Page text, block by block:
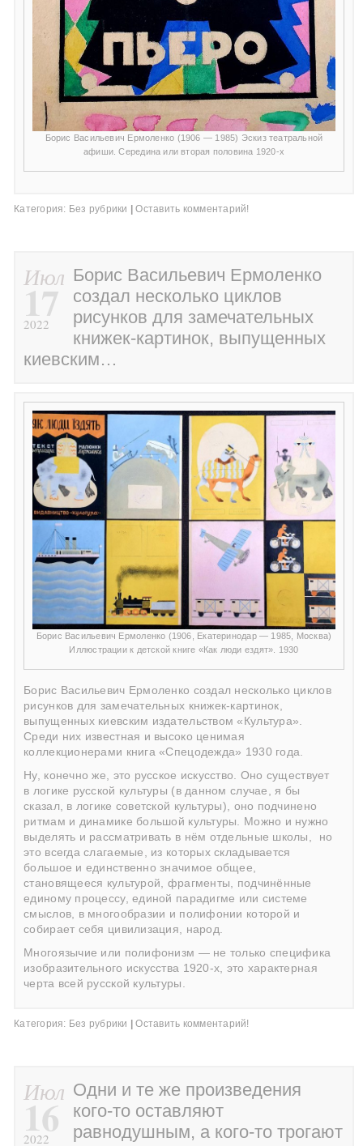
Борис Васильевич Ермоленко (1906 — 1985) Эскиз театральной
афиши. Середина или вторая половина 1920-х
Категория: Без рубрики Оставить комментарий!
Июл
17
2022
Борис Васильевич Ермоленко
создал несколько циклов
рисунков для замечательных
книжек-картинок, выпущенных
киевским…
Борис Васильевич Ермоленко (1906, Екатеринодар — 1985, Москва)
Иллюстрации к детской книге «Как люди ездят». 1930
Борис Васильевич Ермоленко создал несколько циклов
рисунков для замечательных книжек-картинок,
выпущенных киевским издательством «Культура».
Среди них известная и высоко ценимая
коллекционерами книга «Спецодежда» 1930 года.
Ну, конечно же, это русское искусство. Оно существует
в логике русской культуры (в данном случае, я бы
сказал, в логике советской культуры), оно подчинено
ритмам и динамике большой культуры. Можно и нужно
выделять и рассматривать в нём отдельные школы,
но
это всегда слагаемые, из которых складывается
большое и единственно значимое общее,
становящееся культурой, фрагменты, подчинённые
единому процессу, единой парадигме или системе
смыслов, в многообразии и полифонии которой и
собирает себя цивилизация, народ.
Многоязычие или полифонизм — не только специфика
изобразительного искусства 1920-х, это характерная
черта всей русской культуры.
Категория: Без рубрики Оставить комментарий!
Июл
16
2022
Одни и те же произведения
кого-то оставляют
равнодушным, а кого-то трогают